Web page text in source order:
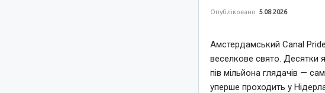
Опубліковано 5.08.2026
Амстердамський Canal
веселкове свято. Десятки
пів мільйона глядачів —
уперше проходить у